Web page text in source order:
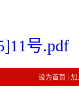
号.pdf
设为首页 加